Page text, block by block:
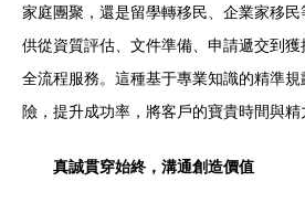
家庭團聚，還是留學轉移民、企業家移
供從資質評估、文件準備、申請遞交到獲
全流程服務。這種基于專業知識的精準
險，提升成功率，將客戶的寶貴時間與精
真誠貫穿始終，溝通創造價值